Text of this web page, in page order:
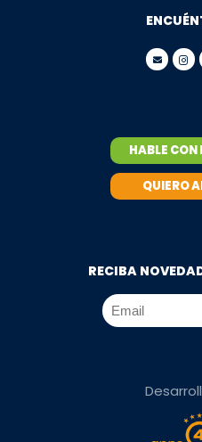
HABLE
QUIERO
RECIBA